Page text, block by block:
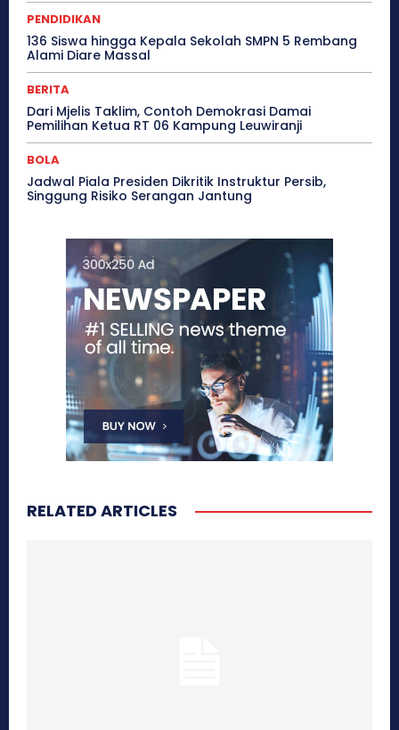
PENDIDIKAN
136 Siswa hingga Kepala Sekolah SMPN 5 Rembang
Alami Diare Massal
BERITA
Dari Mjelis Taklim, Contoh Demokrasi Damai
Pemilihan Ketua RT 06 Kampung Leuwiranji
BOLA
Jadwal Piala Presiden Dikritik Instruktur Persib,
Singgung Risiko Serangan Jantung
RELATED ARTICLES